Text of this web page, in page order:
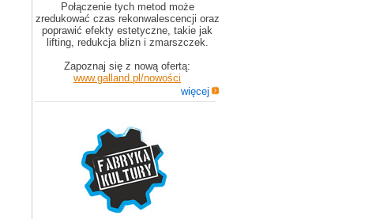
Połączenie tych metod może
zredukować czas rekonwalescencji oraz
poprawić efekty estetyczne, takie jak
lifting, redukcja blizn i zmarszczek.
Zapoznaj się z nową ofertą:
www.galland.pl/nowości
więcej